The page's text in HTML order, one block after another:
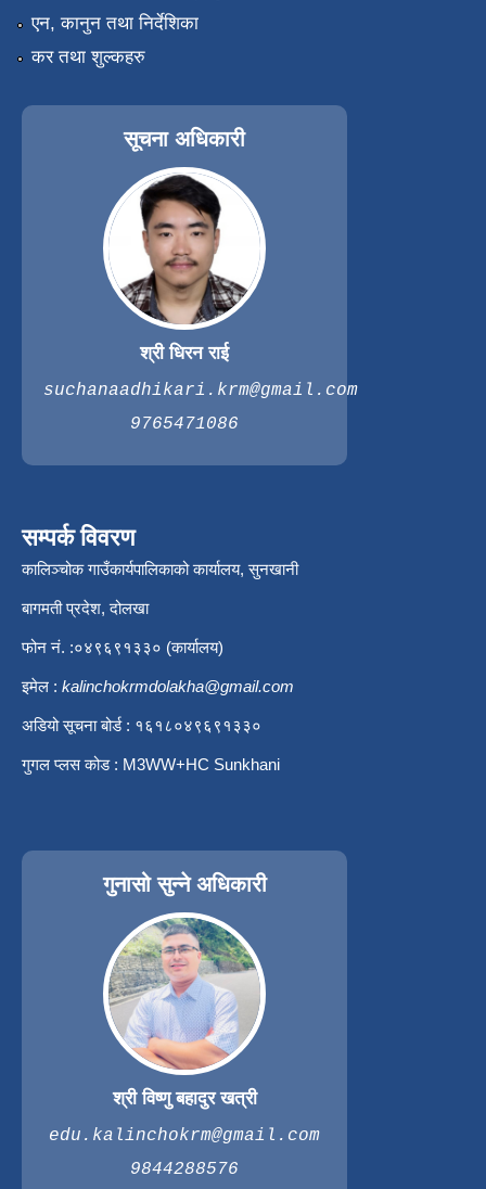
एन, कानुन तथा निर्देशिका
कर तथा शुल्कहरु
सूचना अधिकारी
श्री धिरन राई
suchanaadhikari.krm@gmail.com
9765471086
सम्पर्क विवरण
कालिञ्चोक गाउँकार्यपालिकाको कार्यालय, सुनखानी
बागमती प्रदेश, दोलखा
फोन नं. :०४९६९१३३० (कार्यालय)
इमेल : kalinchokrmdolakha@gmail.com
अडियो सूचना बोर्ड : १६१८०४९६९१३३०
गुगल प्लस कोड : M3WW+HC Sunkhani
गुनासो सुन्ने अधिकारी
श्री विष्णु बहादुर खत्री
edu.kalinchokrm@gmail.com
9844288576